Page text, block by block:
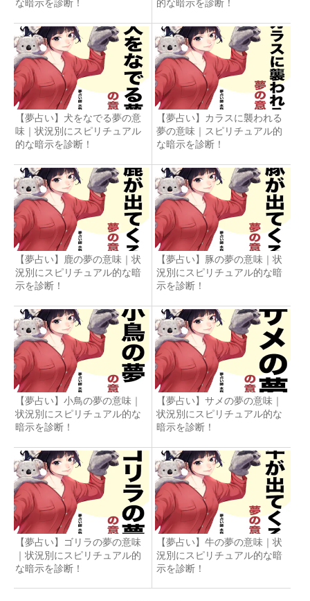
【夢占い】犬をなでる夢の意
味｜状況別にスピリチュアル
的な暗示を診断！
【夢占い】カラスに襲われる
夢の意味｜スピリチュアル的
な暗示を診断！
【夢占い】鹿の夢の意味｜状
況別にスピリチュアル的な暗
示を診断！
【夢占い】豚の夢の意味｜状
況別にスピリチュアル的な暗
示を診断！
【夢占い】小鳥の夢の意味｜
状況別にスピリチュアル的な
暗示を診断！
【夢占い】サメの夢の意味｜
状況別にスピリチュアル的な
暗示を診断！
【夢占い】ゴリラの夢の意味
｜状況別にスピリチュアル的
な暗示を診断！
【夢占い】牛の夢の意味｜状
況別にスピリチュアル的な暗
示を診断！